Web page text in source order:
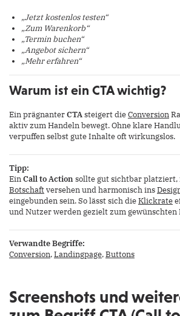
„Jetzt kostenlos testen“
„Zum Warenkorb“
„Termin buchen“
„Angebot sichern“
„Mehr erfahren“
Warum ist ein CTA wichtig?
Ein prägnanterCTAsteigert dieConversion
aktiv zum Handeln bewegt. Ohne klare
verpuffen selbst gute Inhalte oft wirkungslos.
Tipp:
EinCall to Actionsollte gut sichtbar
Botschaftversehen und harmonisch ins
eingebunden sein. So lässt sich dieKlickrate
und Nutzer werden gezielt zum
Verwandte Begriffe:
Conversion,Landingpage,Buttons
Screenshots und